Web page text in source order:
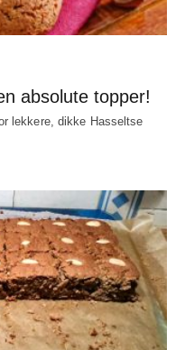
absolute topper!
lekkere, dikke Hasseltse